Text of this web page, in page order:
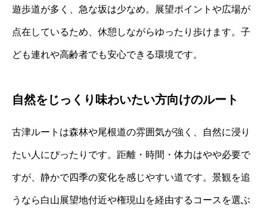
遊歩道が多く、急な坂は少なめ。展望ポイントや広場が
点在しているため、休憩しながらゆったり歩けます。子
ども連れや高齢者でも安心できる環境です。
自然をじっくり味わいたい方向けのルート
古津ルートは森林や尾根道の雰囲気が強く、自然に浸り
たい人にぴったりです。距離・時間・体力はやや必要で
すが、静かで四季の変化を感じやすい道です。景観を追
うなら白山展望地付近や権現山を経由するコースを選ぶ